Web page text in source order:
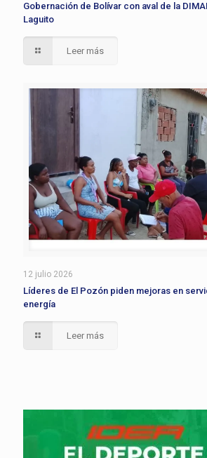
Gobernación de Bolívar con aval de la
Laguito
Leer más
12 julio 2026
Líderes de El Pozón piden mejoras en
energía
Leer más